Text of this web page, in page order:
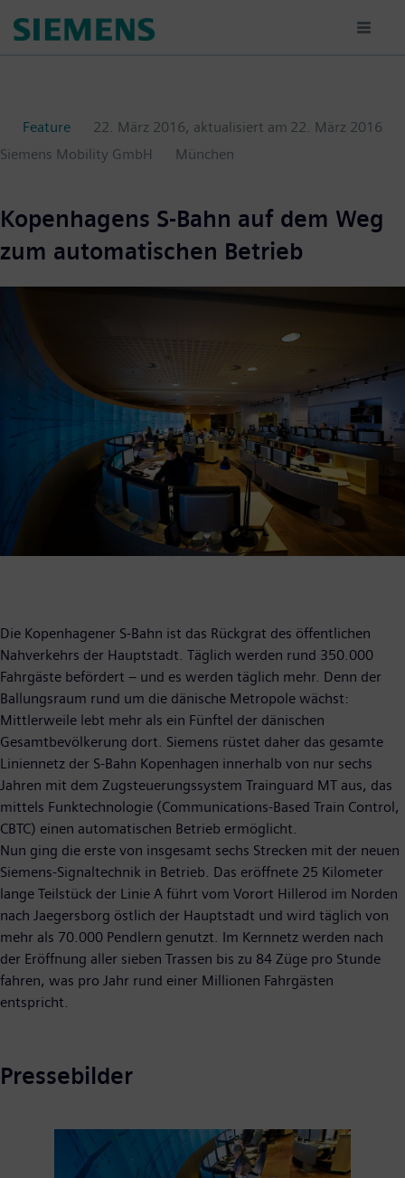
para
Feature
22. März 2016, aktualisiert am 22. März 2016
Siemens Mobility GmbH
München
Kopenhagens S-Bahn auf dem Weg
zum automatischen Betrieb
Die Kopenhagener S-Bahn ist das Rückgrat des öffentlichen
Nahverkehrs der Hauptstadt. Täglich werden rund 350.000
Fahrgäste befördert – und es werden täglich mehr. Denn der
Ballungsraum rund um die dänische Metropole wächst:
Mittlerweile lebt mehr als ein Fünftel der dänischen
Gesamtbevölkerung dort. Siemens rüstet daher das gesamte
Liniennetz der S-Bahn Kopenhagen innerhalb von nur sechs
Jahren mit dem Zugsteuerungssystem Trainguard MT aus, das
mittels Funktechnologie (Communications-Based Train Control,
CBTC) einen automatischen Betrieb ermöglicht.
Nun ging die erste von insgesamt sechs Strecken mit der neuen
Siemens-Signaltechnik in Betrieb. Das eröffnete 25 Kilometer
lange Teilstück der Linie A führt vom Vorort Hillerod im Norden
nach Jaegersborg östlich der Hauptstadt und wird täglich von
mehr als 70.000 Pendlern genutzt. Im Kernnetz werden nach
der Eröffnung aller sieben Trassen bis zu 84 Züge pro Stunde
fahren, was pro Jahr rund einer Millionen Fahrgästen
entspricht.
Pressebilder